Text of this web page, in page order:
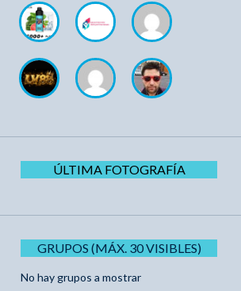
ÚLTIMA FOTOGRAFÍA
GRUPOS (MÁX. 30 VISIBLES)
No hay grupos a mostrar